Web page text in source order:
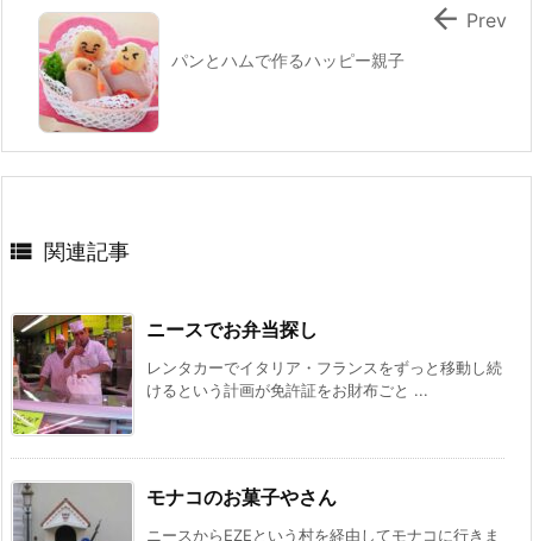
パンとハムで作るハッピー親子
 Prev
 関連記事
ニースでお弁当探し
レンタカーでイタリア・フランスをずっと移動し続
けるという計画が免許証をお財布ごと ...
モナコのお菓子やさん
ニースからEZEという村を経由してモナコに行きま